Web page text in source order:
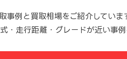
事例と買取相場をご紹介してい
・走行距離・グレードが近い事例